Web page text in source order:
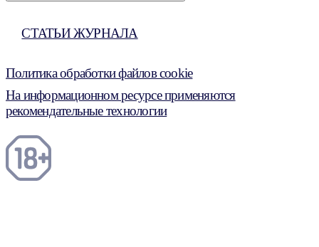
СТАТЬИ ЖУРНАЛА
Политика обработки файлов cookie
На информационном ресурсе применяются
рекомендательные технологии